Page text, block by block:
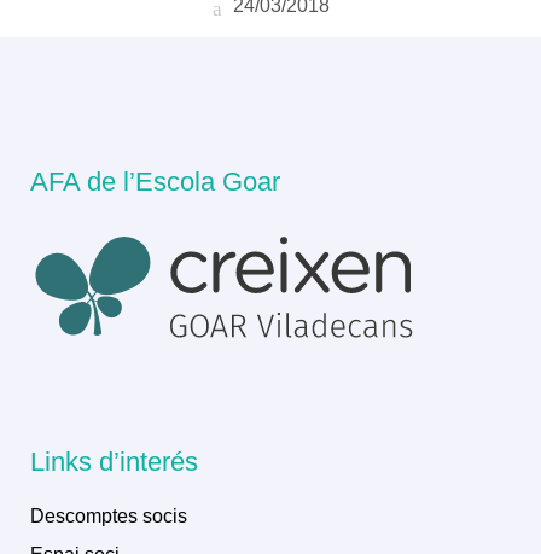
24/03/2018
AFA de l’Escola Goar
Links d’interés
Descomptes socis